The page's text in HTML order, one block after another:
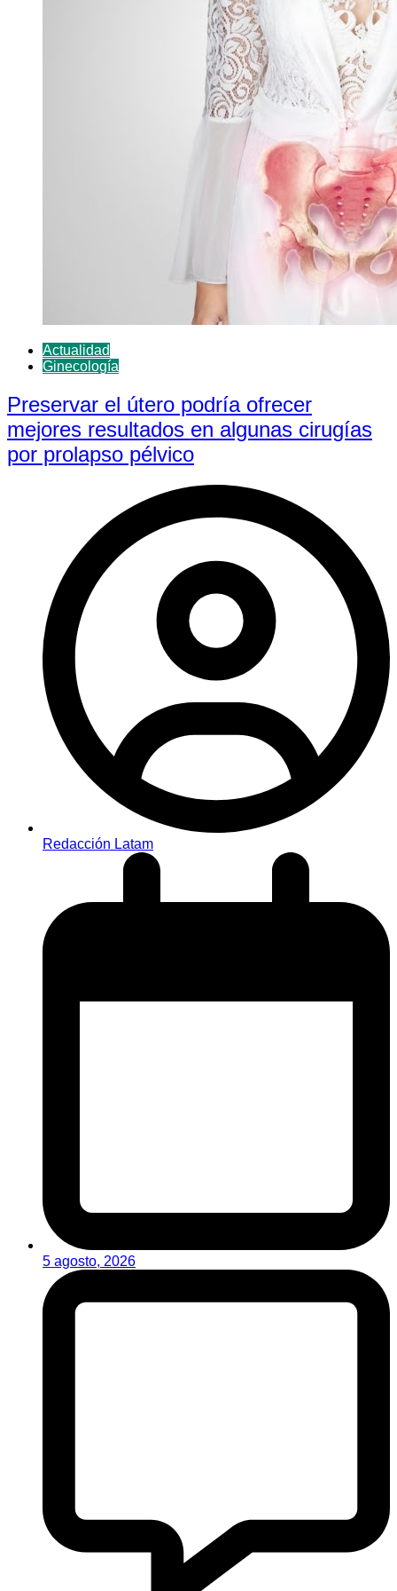
Actualidad
Ginecología
Preservar el útero podría ofrecer
mejores resultados en algunas cirugías
por prolapso pélvico
Redacción Latam
5 agosto, 2026